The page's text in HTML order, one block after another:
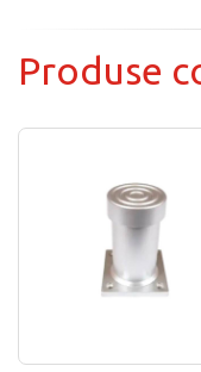
Produse